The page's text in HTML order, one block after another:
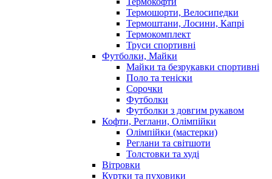
Термошорти, Велосипедки
Термоштани, Лосини, Капрі
Термокомплект
Труси спортивні
Футболки, Майки
Майки та безрукавки спортивні
Поло та теніски
Сорочки
Футболки
Футболки з довгим рукавом
Кофти, Реглани, Олімпійки
Олімпійки (мастерки)
Реглани та світшоти
Толстовки та худі
Вітровки
Куртки та пуховики